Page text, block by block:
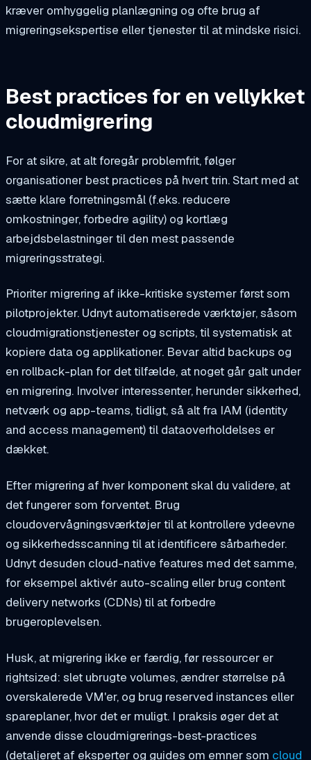
kræver omhyggelig planlægning og ofte brug af
migreringsekspertise eller tjenester til at mindske risici.
Best practices for en vellykket
cloudmigrering
For at sikre, at alt foregår problemfrit, følger
organisationer best practices på hvert trin. Start med at
sætte klare forretningsmål (f.eks. reducere
omkostninger, forbedre agility) og kortlæg
arbejdsbelastninger til den mest passende
migreringsstrategi.
Prioriter migrering af ikke-kritiske systemer først som
pilotprojekter. Udnyt automatiserede værktøjer, såsom
cloudmigrationstjenester og scripts, til systematisk at
kopiere data og applikationer. Bevar altid backups og
en rollback-plan for det tilfælde, at noget går galt under
en migrering. Involver interessenter, herunder sikkerhed,
netværk og app-teams, tidligt, så alt fra IAM (identity
and access management) til dataoverholdelses er
dækket.
Efter migrering af hver komponent skal du validere, at
det fungerer som forventet. Brug
cloudovervågningsværktøjer til at kontrollere ydeevne
og sikkerhedsscanning til at identificere sårbarheder.
Udnyt desuden cloud-native features med det samme,
for eksempel aktivér auto-scaling eller brug content
delivery networks (CDNs) til at forbedre
brugeroplevelsen.
Husk, at migrering ikke er færdig, før ressourcer er
rightsized: slet ubrugte volumes, ændrer størrelse på
overskalerede VM'er, og brug reserved instances eller
spareplaner, hvor det er muligt. I praksis øger det at
anvende disse cloudmigrerings-best-practices
(detaljeret af eksperter og guides om emner som cloud